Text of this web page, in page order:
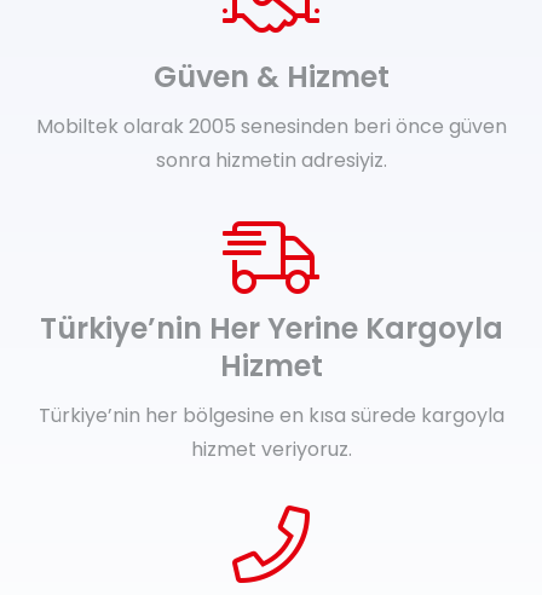
Güven & Hizmet
Mobiltek olarak 2005 senesinden beri önce güven
sonra hizmetin adresiyiz.
Türkiye’nin Her Yerine Kargoyla
Hizmet
Türkiye’nin her bölgesine en kısa sürede kargoyla
hizmet veriyoruz.